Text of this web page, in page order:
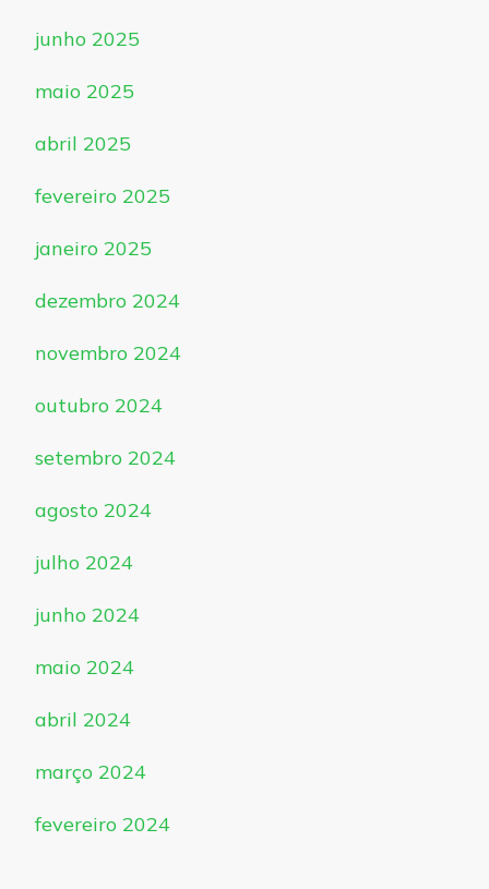
junho 2025
maio 2025
abril 2025
fevereiro 2025
janeiro 2025
dezembro 2024
novembro 2024
outubro 2024
setembro 2024
agosto 2024
julho 2024
junho 2024
maio 2024
abril 2024
março 2024
fevereiro 2024